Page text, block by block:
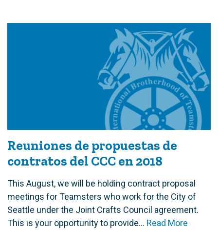
Reuniones de propuestas de
contratos del CCC en 2018
This August, we will be holding contract proposal
meetings for Teamsters who work for the City of
Seattle under the Joint Crafts Council agreement.
This is your opportunity to provide... Read More